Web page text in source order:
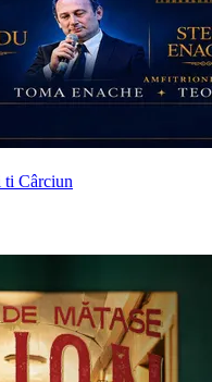
ti Cârciun